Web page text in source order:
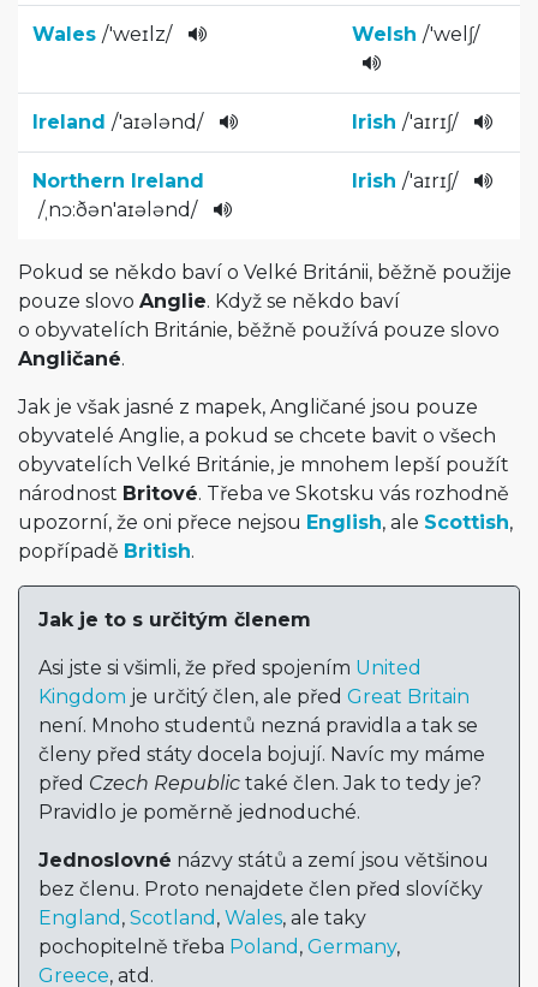
Wales /'weɪlz/ Welsh /'welʃ/
Ireland /'aɪələnd/ Irish /'aɪrɪʃ/­
Northern Ireland
/ˌnɔ:ðən'aɪ­ələnd/
Irish /'aɪrɪʃ/­
Pokud se někdo baví o Velké Británii, běžně použije
pouze slovo Anglie. Když se někdo baví
o obyvatelích Británie, běžně používá pouze slovo
Angličané.
Jak je však jasné z mapek, Angličané jsou pouze
obyvatelé Anglie, a pokud se chcete bavit o všech
obyvatelích Velké Británie, je mnohem lepší použít
národnost Britové. Třeba ve Skotsku vás rozhodně
upozorní, že oni přece nejsou English, ale Scottish,
popřípadě British.
Jak je to s určitým členem
Asi jste si všimli, že před spojením United
Kingdom je určitý člen, ale před Great Britain
není. Mnoho studentů nezná pravidla a tak se
členy před státy docela bojují. Navíc my máme
před Czech Republic také člen. Jak to tedy je?
Pravidlo je poměrně jednoduché.
Jednoslovné názvy států a zemí jsou většinou
bez členu. Proto nenajdete člen před slovíčky
England , Scotland , Wales, ale taky
pochopitelně třeba Poland , Germany,
Greece, atd.